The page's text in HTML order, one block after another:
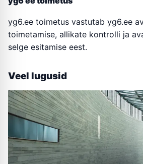
yg6.ee toimetus vastutab yg6.ee
toimetamise, allikate kontrolli ja
selge esitamise eest.
Veel lugusid